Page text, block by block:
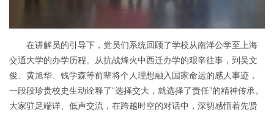
在讲解员的引导下，党员们系统回顾了学校从南洋公学至上海
交通大学的办学历程。从抗战烽火中西迁办学的艰辛往事，到吴文
俊、黄旭华、钱学森等前辈将个人理想融入国家命运的感人事迹，
一段段珍贵校史生动诠释了“选择交大，就选择了责任”的精神传承。
大家驻足端详、低声交流，在跨越时空的对话中，深切感悟着先贤